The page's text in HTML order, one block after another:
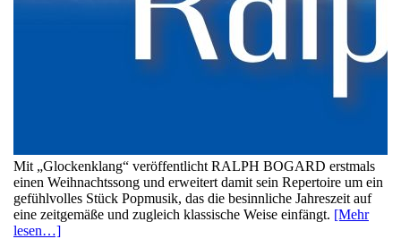
Mit „Glockenklang“ veröffentlicht RALPH BOGARD erstmals
einen Weihnachtssong und erweitert damit sein Repertoire um ein
gefühlvolles Stück Popmusik, das die besinnliche Jahreszeit auf
eine zeitgemäße und zugleich klassische Weise einfängt. [Mehr
lesen…]